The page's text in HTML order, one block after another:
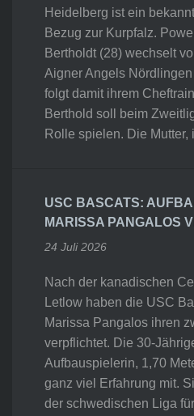
Heidelberg ist ein
Bezug zur Kurpfalz.
Bertholdt (28) wechselt
Aigner Angels
folgt damit ihrem
Berthold soll beim
Rolle spielen. Die
USC BASCATS:
MARISSA PANGALOS
24 Juli 2026
Nach der kanadischen
Letlow haben die USC
Marissa Pangalos ihren
verpflichtet. Die 30-
Aufbauspielerin, 1,70
ganz viel Erfahrung mit.
der schwedischen Liga